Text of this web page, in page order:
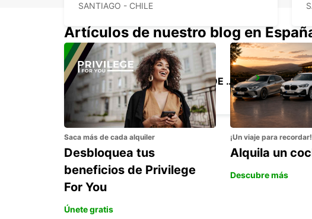
SANTIAGO - CHILE
SANTIAGO BRANCH PEDRO DE VALDIVIA
SANTIAGO - CHILE
Artículos de nuestro blog en
Saca más de cada alquiler
Desbloquea tus
beneficios de Privilege
For You
Únete gratis
¡Un viaje para recordar!
Alquila un
Descubre más